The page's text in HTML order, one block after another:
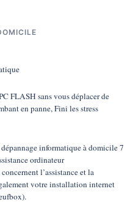
FLASH sans vous déplacer de
en panne, Fini les stress
informatique à domicile 7
ordinateur
l’assistance et la
votre installation internet